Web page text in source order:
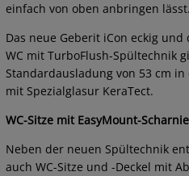
einfach von oben anbringen lässt.
Das neue Geberit iCon eckig und
WC mit TurboFlush-Spültechnik
Standardausladung von 53 cm
mit Spezialglasur KeraTect.
WC-Sitze mit EasyMount-
Neben der neuen Spültechnik
auch WC-Sitze und -Deckel mit